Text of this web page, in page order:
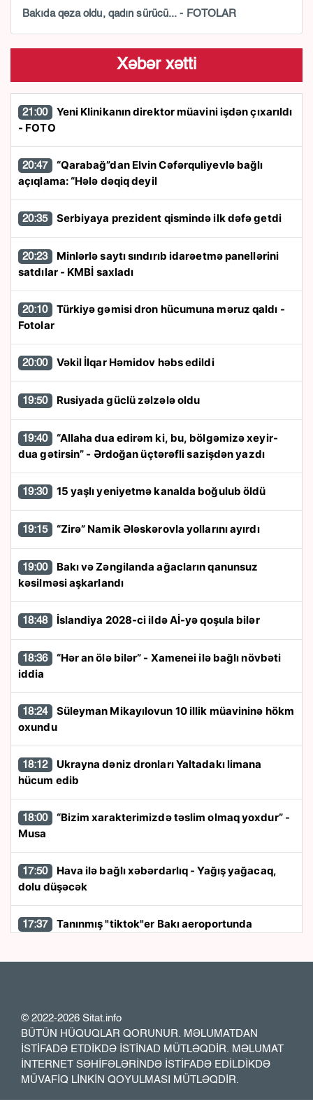
Bakıda qəza oldu, qadın sürücü... - FOTOLAR
Xəbər xətti
21:00
- FOTO
20:47
açıqlama: “Hələ dəqiq deyil
20:35 Serbiyaya prezident qismində ilk dəfə getdi
20:23
satdılar - KMBİ saxladı
20:10
Fotolar
20:00 Vəkil İlqar Həmidov həbs edildi
19:50 Rusiyada güclü zəlzələ oldu
19:40
dua gətirsin” - Ərdoğan üçtərəfli sazişdən yazdı
19:30 15 yaşlı yeniyetmə kanalda boğulub öldü
19:15 “Zirə” Namik Ələskərovla yollarını ayırdı
19:00
kəsilməsi aşkarlandı
18:48 İslandiya 2028-ci ildə Aİ-yə qoşula bilər
18:36
iddia
18:24
oxundu
18:12
hücum edib
18:00
Musa
17:50
dolu düşəcək
17:37
17:13 Özəl bağçalarla maliyyələşmə müsabiqəsi
müzakirə olundu
17:00
Ukrayna ordusundakı əcnəbilərin sayını
açıqladı
© 2022-2026 Sitat.info
BÜTÜN HÜQUQLAR QORUNUR. MƏLUMATDAN
İSTİFADƏ ETDİKDƏ İSTİNAD MÜTLƏQDİR. MƏLUMAT
İNTERNET SƏHİFƏLƏRİNDƏ İSTİFADƏ EDİLDİKDƏ
MÜVAFİQ LİNKİN QOYULMASI MÜTLƏQDİR.